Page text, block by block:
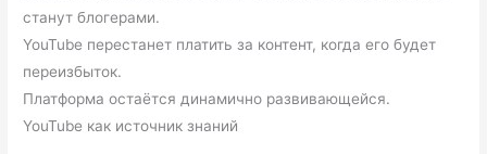
станут блогерами.
YouTube перестанет платить за контент, когда его будет
переизбыток.
Платформа остаётся динамично развивающейся.
YouTube как источник знаний